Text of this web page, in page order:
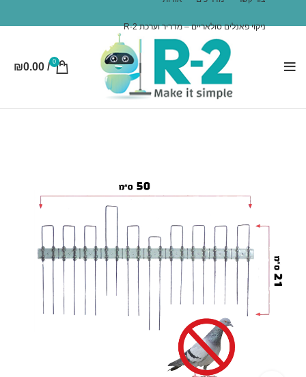
ניקוי פאנלים סולאריים – מדריך וערכת R-2
0
/
₪0.00